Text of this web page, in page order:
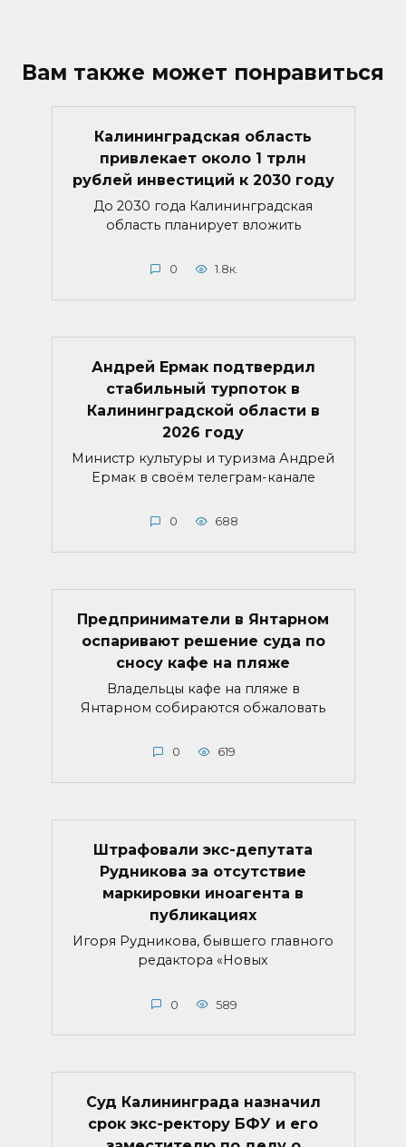
Вам также может понравиться
Калининградская область
привлекает около 1 трлн
рублей инвестиций к 2030 году
До 2030 года Калининградская
область планирует вложить
0 1.8к.
Андрей Ермак подтвердил
стабильный турпоток в
Калининградской области в
2026 году
Министр культуры и туризма Андрей
Ермак в своём телеграм-канале
0 688
Предприниматели в Янтарном
оспаривают решение суда по
сносу кафе на пляже
Владельцы кафе на пляже в
Янтарном собираются обжаловать
0 619
Штрафовали экс-депутата
Рудникова за отсутствие
маркировки иноагента в
публикациях
Игоря Рудникова, бывшего главного
редактора «Новых
0 589
Суд Калининграда назначил
срок экс-ректору БФУ и его